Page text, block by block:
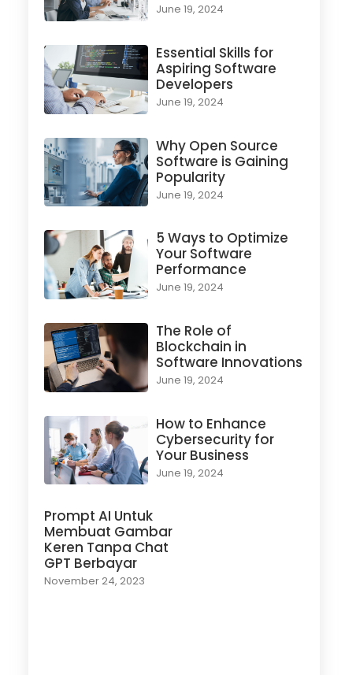
June 19, 2024
Essential Skills for
Aspiring Software
Developers
June 19, 2024
Why Open Source
Software is Gaining
Popularity
June 19, 2024
5 Ways to Optimize
Your Software
Performance
June 19, 2024
The Role of
Blockchain in
Software Innovations
June 19, 2024
How to Enhance
Cybersecurity for
Your Business
June 19, 2024
Prompt AI Untuk
Membuat Gambar
Keren Tanpa Chat
GPT Berbayar
November 24, 2023